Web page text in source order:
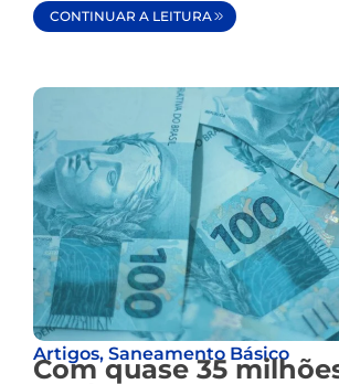
CONTINUAR A LEITURA
Artigos, Saneamento Básico
Com quase 35